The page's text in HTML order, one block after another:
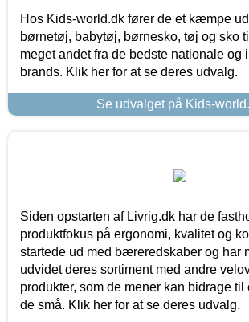
Hos Kids-world.dk fører de et kæmpe
børnetøj, babytøj, børnesko, tøj og sko
meget andet fra de bedste nationale og
brands. Klik her for at se deres udvalg.
Se udvalget på Kids-
Siden opstarten af Livrig.dk har de
produktfokus på ergonomi, kvalitet og
startede ud med bæreredskaber og har
udvidet deres sortiment med andre
produkter, som de mener kan bidrage til
de små. Klik her for at se deres udvalg.